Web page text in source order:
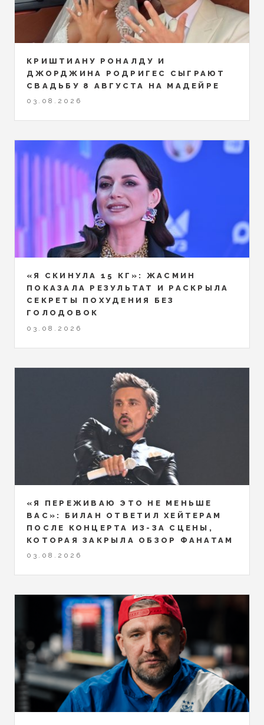
КРИШТИАНУ РОНАЛДУ И
ДЖОРДЖИНА РОДРИГЕС СЫГРАЮТ
СВАДЬБУ 8 АВГУСТА НА МАДЕЙРЕ
03.08.2026
«Я СКИНУЛА 15 КГ»: ЖАСМИН
ПОКАЗАЛА РЕЗУЛЬТАТ И РАСКРЫЛА
СЕКРЕТЫ ПОХУДЕНИЯ БЕЗ
ГОЛОДОВОК
03.08.2026
«Я ПЕРЕЖИВАЮ ЭТО НЕ МЕНЬШЕ
ВАС»: БИЛАН ОТВЕТИЛ ХЕЙТЕРАМ
ПОСЛЕ КОНЦЕРТА ИЗ-ЗА СЦЕНЫ,
КОТОРАЯ ЗАКРЫЛА ОБЗОР ФАНАТАМ
03.08.2026